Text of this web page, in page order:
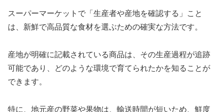
スーパーマーケットで「生産者や産地を確認する」こと
は、新鮮で高品質な食材を選ぶための確実な方法です。
産地が明確に記載されている商品は、その生産過程が追跡
可能であり、どのような環境で育てられたかを知ることが
できます。
特に、地元産の野菜や果物は、輸送時間が短いため、鮮度